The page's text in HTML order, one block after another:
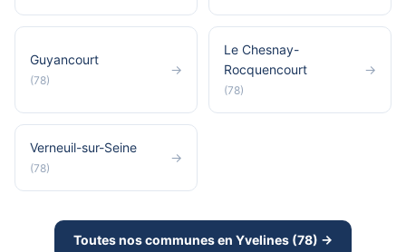
Guyancourt
(78)
→
Le Chesnay-
Rocquencourt
(78)
→
Verneuil-sur-Seine
(78)
→
Toutes nos communes en Yvelines (78) →